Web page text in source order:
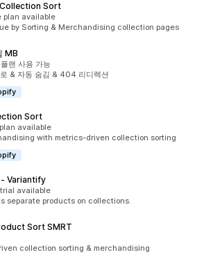
Sort
plan available
by Sorting & Merchandising collection pages
MB
랜 사용 가능
& 자동 숨김 & 404 리디렉션
Sort
available
with metrics-driven collection sorting
Variantify
available
separate products on collections.
Sort SMRT
collection sorting & merchandising